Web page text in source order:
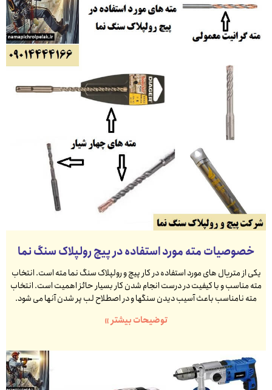
خصوصیات مته مورد استفاده در پیچ رولپلاک سنگ نما
یکی از متریال های مورد استفاده در کار پیچ و رولپلاک سنگ نما مته است. انتخاب
مته مناسب و با کیفیت در درست انجام شدن کار بسیار حائز اهمیت است. انتخاب
مته نامناسب باعث آسیب دیدن سنگها و در اصطلاح لب پر شدن آنها می شود.
توضیحات بیشتر »